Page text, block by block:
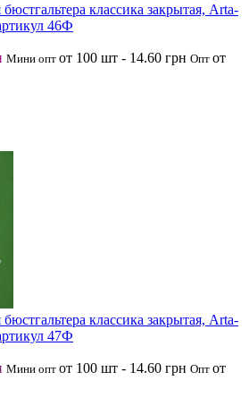
классика закрытая, Arta-
46Ф
Мини опт от 100 шт - 14.60 грн Опт от
классика закрытая, Arta-
47Ф
Мини опт от 100 шт - 14.60 грн Опт от